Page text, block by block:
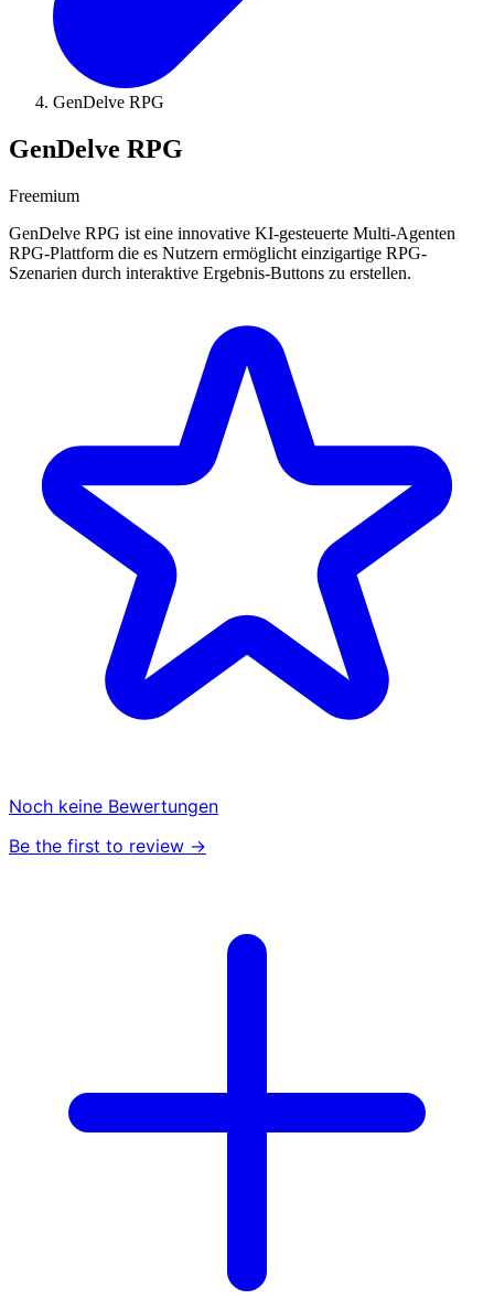
GenDelve RPG
GenDelve RPG
Freemium
GenDelve RPG ist eine innovative KI-gesteuerte Multi-Agenten
RPG-Plattform die es Nutzern ermöglicht einzigartige RPG-
Szenarien durch interaktive Ergebnis-Buttons zu erstellen.
Noch keine Bewertungen
Be the first to review →